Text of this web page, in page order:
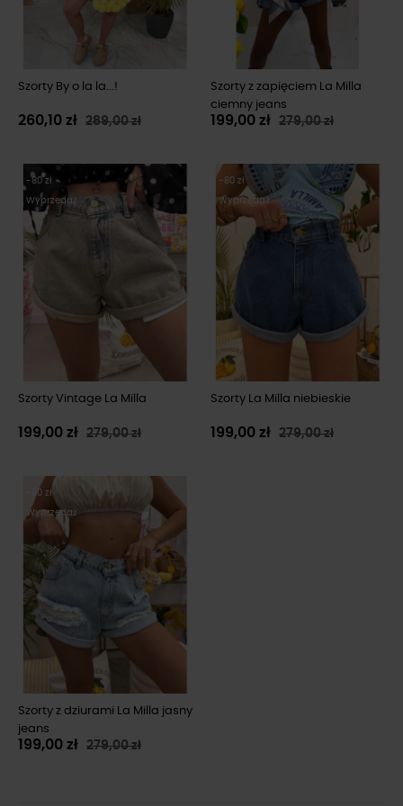
Szorty By o la la...!
260,10 zł 289,00 zł
Szorty z zapięciem La Milla
ciemny jeans
199,00 zł 279,00 zł
-80 zł
Wyprzedaż
Szorty Vintage La Milla
199,00 zł 279,00 zł
-80 zł
Wyprzedaż
Szorty La Milla niebieskie
199,00 zł 279,00 zł
-80 zł
Wyprzedaż
Szorty z dziurami La Milla jasny
jeans
199,00 zł 279,00 zł